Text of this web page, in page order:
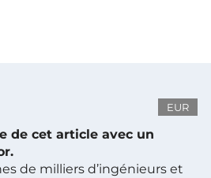
EUR
de cet article avec un
de milliers d’ingénieurs et